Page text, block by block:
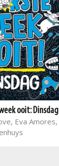
ooit: Dinsdag
Eva Amores,